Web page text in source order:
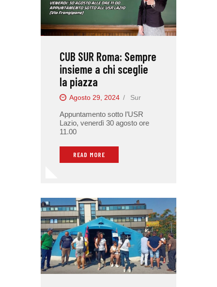
CUB SUR Roma: Sempre
insieme a chi sceglie
la piazza
Agosto 29, 2024 Sur
Appuntamento sotto l’USR
Lazio, venerdì 30 agosto ore
11.00
READ MORE